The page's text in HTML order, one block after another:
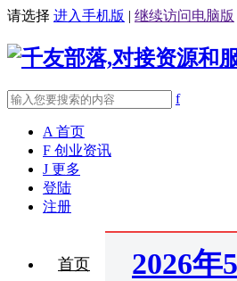
请选择 进入手机版 | 继续访问电脑版
f
A 首页
F 创业资讯
J 更多
登陆
注册
首页
2026年